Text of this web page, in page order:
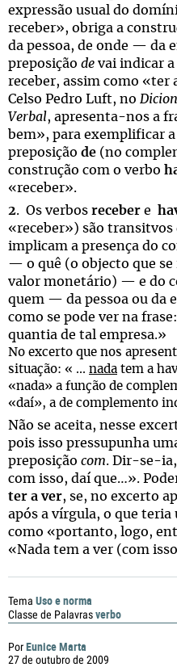
PorEunice Marta
27 de outubro de 2009
expressão usual do
receber», obriga a
da pessoa, de onde — da
preposição de vai indicar
receber, assim como «ter
Celso Pedro Luft, no
Verbal, apresenta-nos a
bem», para exemplificar
preposição de (no
construção com o verbo
«receber».
2. Os verbos receber e
«receber») são
implicam a presença do
— o quê (o objecto que se
valor monetário) — e do
quem — da pessoa ou
como se pode ver na
quantia de tal empresa.»
No excerto que nos
situação: « ... nada tem a
«nada» a função de
«daí», a de complemento
Não se aceita, nesse
pois isso pressupunha
preposição com. Dir-se-ia,
com isso, daí que…».
ter a ver, se, no excerto
após a vírgula, o que
como «portanto, logo,
«Nada tem a ver (com
Tema Uso e norma
Classe de Palavrasverbo